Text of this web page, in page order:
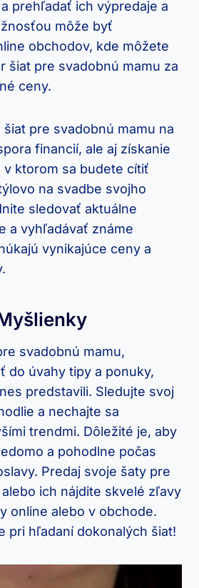
prehľadať ich výpredaje a
môže byť
obchodov, kde môžete
šiat pre svadobnú mamu za
ceny.
pre svadobnú mamu na
financií, ale aj získanie
ktorom sa budete cítiť
na svadbe svojho
sledovať aktuálne
a vyhľadávať známe
vynikajúce ceny a
svadobnú mamu,
do úvahy tipy a ponuky,
predstavili. Sledujte svoj
a nechajte sa
trendmi. Dôležité je, aby
a pohodlne počas
Predaj svoje šaty pre
ich nájdite skvelé zľavy
online alebo v obchode.
pri hľadaní dokonalých šiat!